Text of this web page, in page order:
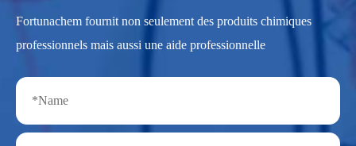
Fortunachem fournit non seulement des produits chimiques
professionnels mais aussi une aide professionnelle